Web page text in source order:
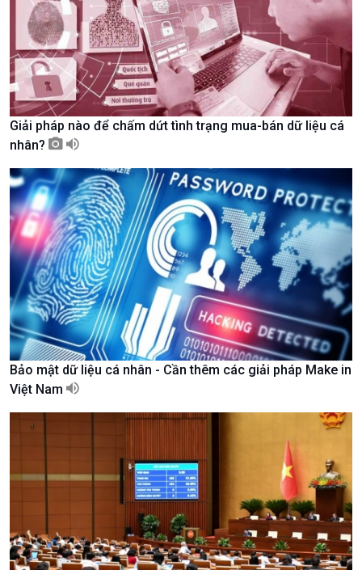
Nam
Xã hội
Tin Đời sống & Xã hội
360 độ Sức khỏe
Chuyển đổi Xanh
Tài nguyên và Môi trường
Chuyên gia của bạn
Khoa học & Công nghệ
Tin Khoa học & Công nghệ
Kết nối công nghệ
Sống chung với biến đổi
Giải pháp nào để chấm dứt tình trạng mua-bán dữ liệu cá
nhân?
Bảo mật dữ liệu cá nhân - Cần thêm các giải pháp Make in
Việt Nam